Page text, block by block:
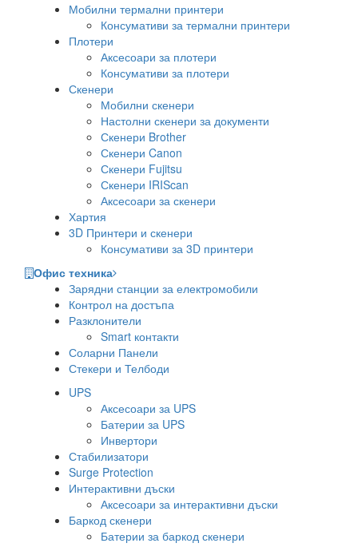
Мобилни термални принтери
Консумативи за термални принтери
Плотери
Аксесоари за плотери
Консумативи за плотери
Скенери
Мобилни скенери
Настолни скенери за документи
Скенери Brother
Скенери Canon
Скенери Fujitsu
Скенери IRIScan
Аксесоари за скенери
Хартия
3D Принтери и скенери
Консумативи за 3D принтери
Офис техника
Зарядни станции за електромобили
Контрол на достъпа
Разклонители
Smart контакти
Соларни Панели
Стекери и Телбоди
UPS
Аксесоари за UPS
Батерии за UPS
Инвертори
Стабилизатори
Surge Protection
Интерактивни дъски
Аксесоари за интерактивни дъски
Баркод скенери
Батерии за баркод скенери